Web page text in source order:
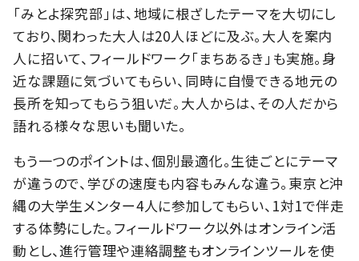
「みとよ探究部」は、地域に根ざしたテーマを大切にし
ており、関わった大人は20人ほどに及ぶ。大人を案内
人に招いて、フィールドワーク「まちあるき」も実施。身
近な課題に気づいてもらい、同時に自慢できる地元の
長所を知ってもらう狙いだ。大人からは、その人だから
語れる様々な思いも聞いた。
もう一つのポイントは、個別最適化。生徒ごとにテーマ
が違うので、学びの速度も内容もみんな違う。東京と沖
縄の大学生メンター4人に参加してもらい、1対1で伴走
する体勢にした。フィールドワーク以外はオンライン活
動とし、進行管理や連絡調整もオンラインツールを使